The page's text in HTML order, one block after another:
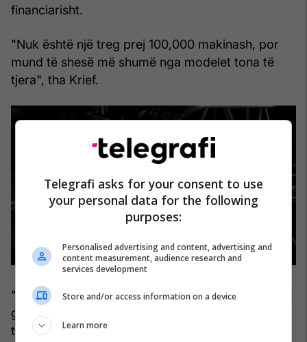
financiarisht.
"Nuk është një treg prej 100,000 makinash, por
mund të shesë më shumë nga modelet tona të
tjera", tha Krief.
"Një model halo për Alpine është një model për të
gjithë organizatën. Ne duam që ai të sjellë
teknologji të re, inovacion, një përvojë krejtësisht
Telegrafi asks for your consent to use
your personal data for the following
purposes:
Personalised advertising and content, advertising and
content measurement, audience research and
services development
Store and/or access information on a device
Learn more